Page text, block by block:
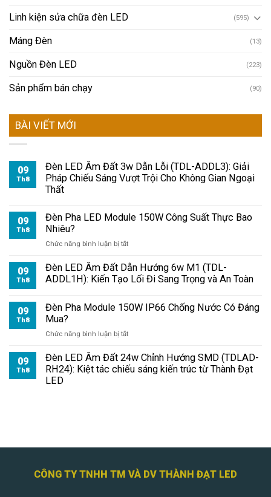
Linh kiện sửa chữa đèn LED (595)
Máng Đèn (13)
Nguồn Đèn LED (223)
Sản phẩm bán chạy (90)
BÀI VIẾT MỚI
09
Th8
Đèn LED Âm Đất 3w Dẫn Lỗi (TDL-ADDL3): Giải
Pháp Chiếu Sáng Vượt Trội Cho Không Gian Ngoại
Thất
09
Th8
Đèn Pha LED Module 150W Công Suất Thực Bao
Nhiêu?
Chức năng bình luận bị tắtở
Pha
LED
Công
Nhiêu?
09
Th8
Đèn LED Âm Đất Dẫn Hướng 6w M1 (TDL-
ADDL1H): Kiến Tạo Lối Đi Sang Trọng và An Toàn
09
Th8
Đèn Pha Module 150W IP66 Chống Nước Có Đáng
Mua?
Chức năng bình luận bị tắtở
Pha
Module
09
Th8
Đèn LED Âm Đất 24w Chỉnh Hướng SMD (TDLAD-
RH24): Kiệt tác chiếu sáng kiến trúc từ Thành Đạt
LED
CÔNG TY TNHH TM VÀ DV THÀNH ĐẠT LED